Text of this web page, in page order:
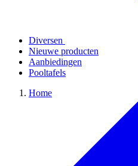
Diversen
Nieuwe producten
Aanbiedingen
Pooltafels
Home